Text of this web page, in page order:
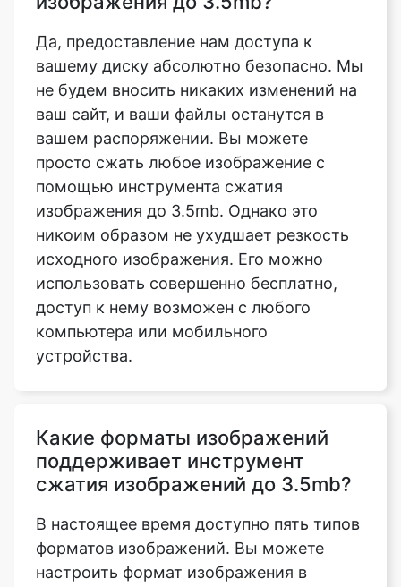
не будем вносить никаких изменений на
ваш сайт, и ваши файлы останутся в
вашем распоряжении. Вы можете
просто сжать любое изображение с
помощью инструмента сжатия
изображения до 3.5mb. Однако это
никоим образом не ухудшает резкость
исходного изображения. Его можно
использовать совершенно бесплатно,
доступ к нему возможен с любого
компьютера или мобильного
устройства.
Какие форматы изображений
В настоящее время доступно пять типов
форматов изображений. Вы можете
настроить формат изображения в
соответствии со своими потребностями.
Среди доступных форматов — WEBP,
PNG, JPG, JPEG и GIF. Если вы хотите